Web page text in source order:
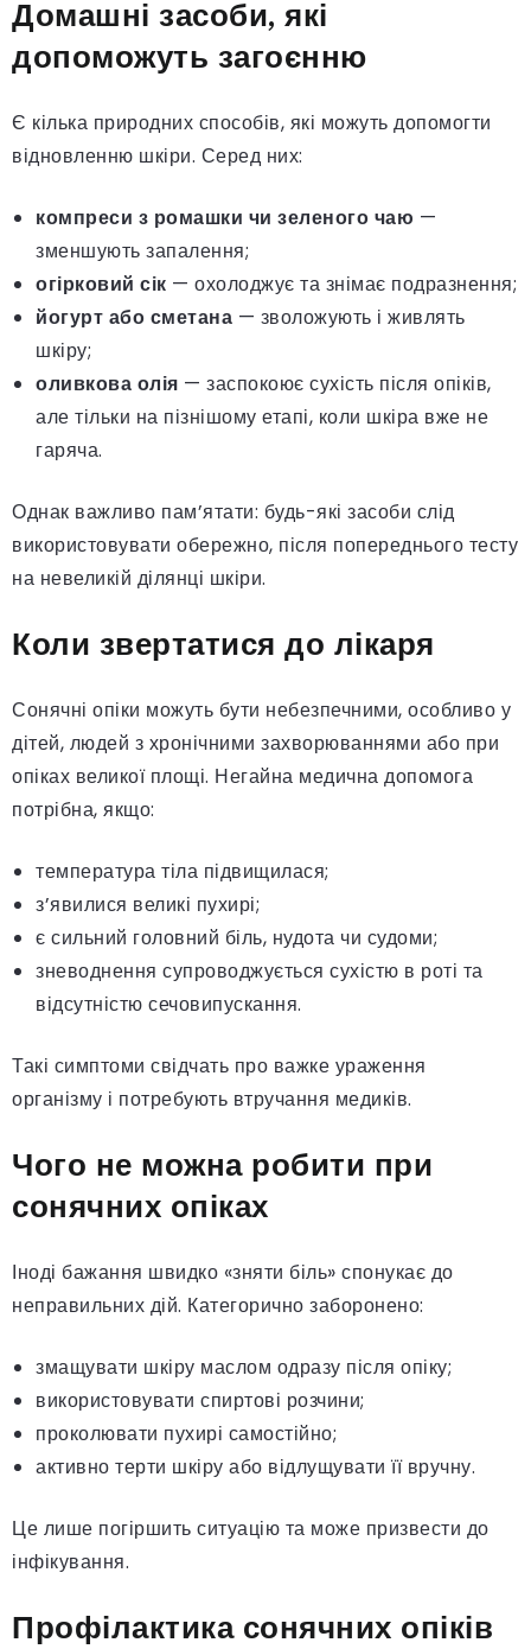
Домашні засоби, які
допоможуть загоєнню
Є кілька природних способів, які можуть допомогти
відновленню шкіри. Серед них:
компреси з ромашки чи зеленого чаю —
зменшують запалення;
огірковий сік — охолоджує та знімає подразнення;
йогурт або сметана — зволожують і живлять
шкіру;
оливкова олія — заспокоює сухість після опіків,
але тільки на пізнішому етапі, коли шкіра вже не
гаряча.
Однак важливо пам’ятати: будь-які засоби слід
використовувати обережно, після попереднього тесту
на невеликій ділянці шкіри.
Коли звертатися до лікаря
Сонячні опіки можуть бути небезпечними, особливо у
дітей, людей з хронічними захворюваннями або при
опіках великої площі. Негайна медична допомога
потрібна, якщо:
температура тіла підвищилася;
з’явилися великі пухирі;
є сильний головний біль, нудота чи судоми;
зневоднення супроводжується сухістю в роті та
відсутністю сечовипускання.
Такі симптоми свідчать про важке ураження
організму і потребують втручання медиків.
Чого не можна робити при
сонячних опіках
Іноді бажання швидко «зняти біль» спонукає до
неправильних дій. Категорично заборонено:
змащувати шкіру маслом одразу після опіку;
використовувати спиртові розчини;
проколювати пухирі самостійно;
активно терти шкіру або відлущувати її вручну.
Це лише погіршить ситуацію та може призвести до
інфікування.
Профілактика сонячних опіків